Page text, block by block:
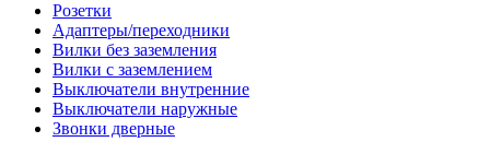
Розетки
Адаптеры/переходники
Вилки без заземления
Вилки с заземлением
Выключатели внутренние
Выключатели наружные
Звонки дверные